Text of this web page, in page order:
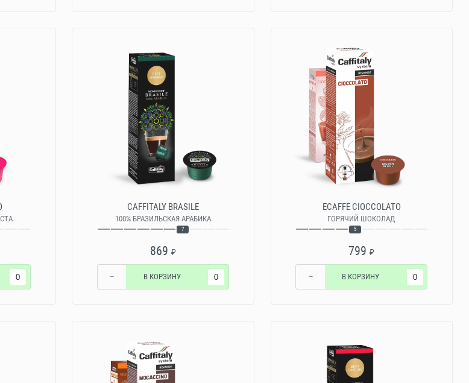
CAFFITALY BRASILE
100% БРАЗИЛЬСКАЯ АРАБИКА
7
869₽
− В КОРЗИНУ
ECAFFE CIOCCOLATO
ГОРЯЧИЙ ШОКОЛАД
5
799₽
− В КОРЗИНУ